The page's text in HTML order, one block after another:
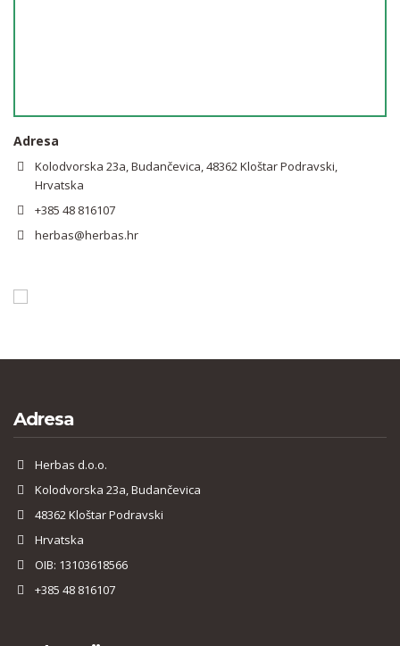
Adresa
Kolodvorska 23a, Budančevica, 48362 Kloštar Podravski,
Hrvatska
+385 48 816107
herbas@herbas.hr
Adresa
Herbas d.o.o.
Kolodvorska 23a, Budančevica
48362 Kloštar Podravski
Hrvatska
OIB: 13103618566
+385 48 816107